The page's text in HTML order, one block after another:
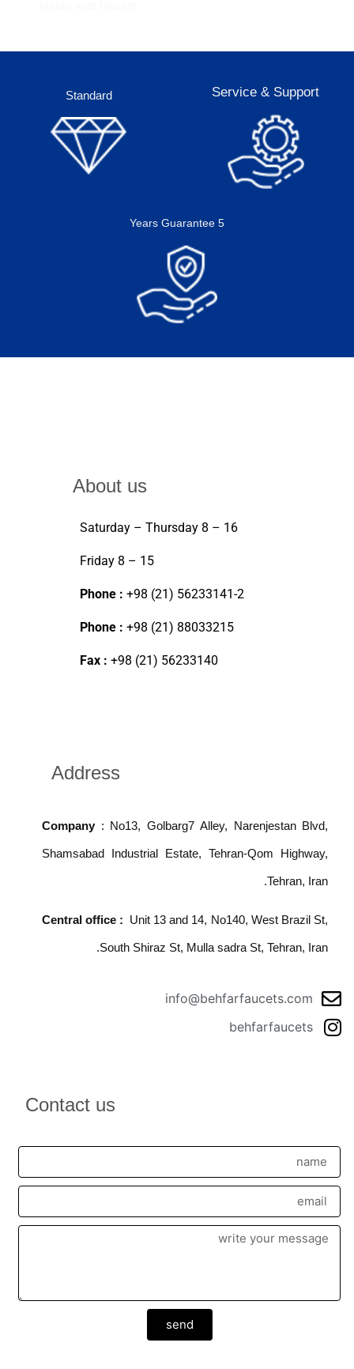
Service & Support
Standard
5 Years Guarantee
About us
Saturday – Thursday 8 – 16
Friday 8 – 15
Phone : +98 (21) 56233141-2
Phone : +98 (21) 88033215
Fax : +98 (21) 56233140
Address
Company : No13, Golbarg7 Alley, Narenjestan Blvd,
Shamsabad Industrial Estate, Tehran-Qom Highway,
Tehran, Iran.
Central office : Unit 13 and 14, No140, West Brazil St,
South Shiraz St, Mulla sadra St, Tehran, Iran.
info@behfarfaucets.com
behfarfaucets
Contact us
send